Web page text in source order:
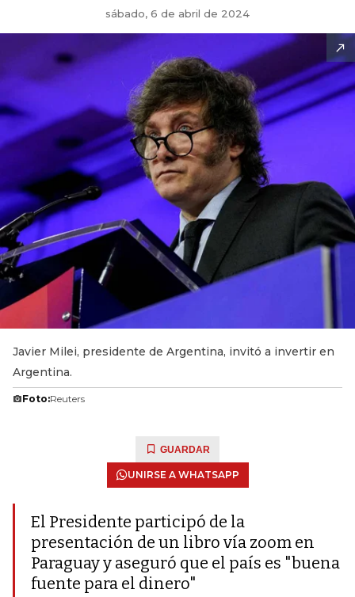
sábado, 6 de abril de 2024
Javier Milei, presidente de Argentina, invitó a invertir en
Argentina.
Foto:Reuters
GUARDAR
UNIRSE A WHATSAPP
El Presidente participó de la
presentación de un libro vía zoom en
Paraguay y aseguró que el país es "buena
fuente para el dinero"